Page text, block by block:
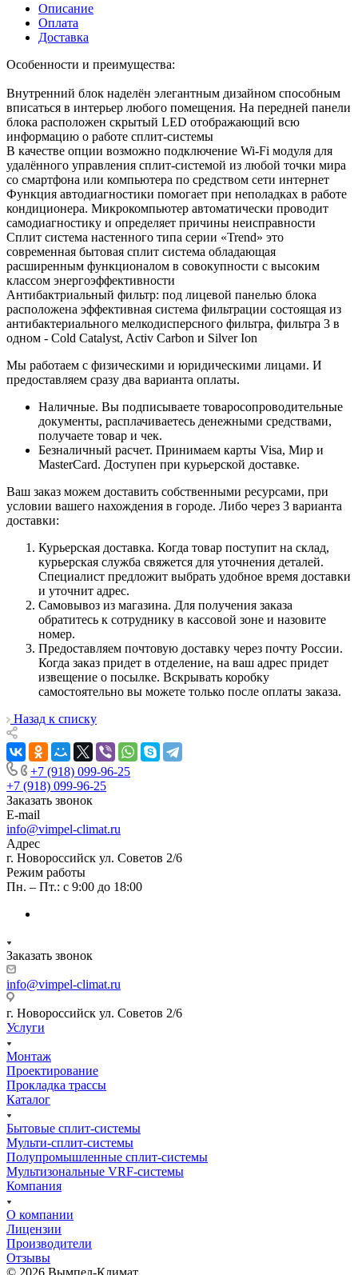
Описание
Оплата
Доставка
Особенности и преимущества:
Внутренний блок наделён элегантным дизайном способным
вписаться в интерьер любого помещения. На передней панели
блока расположен скрытый LED отображающий всю
информацию о работе сплит-системы
В качестве опции возможно подключение Wi-Fi модуля для
удалённого управления сплит-системой из любой точки мира
со смартфона или компьютера по средством сети интернет
Функция автодиагностики помогает при неполадках в работе
кондиционера. Микрокомпьютер автоматически проводит
самодиагностику и определяет причины неисправности
Сплит система настенного типа серии «Trend» это
современная бытовая сплит система обладающая
расширенным функционалом в совокупности с высоким
классом энергоэффективности
Антибактриальный фильтр: под лицевой панелью блока
расположена эффективная система фильтрации состоящая из
антибактериального мелкодисперсного фильтра, фильтра 3 в
одном - Cold Catalyst, Activ Carbon и Silver Ion
Мы работаем с физическими и юридическими лицами. И
предоставляем сразу два варианта оплаты.
Наличные. Вы подписываете товаросопроводительные
документы, расплачиваетесь денежными средствами,
получаете товар и чек.
Безналичный расчет. Принимаем карты Visa, Мир и
MasterCard. Доступен при курьерской доставке.
Ваш заказ можем доставить собственными ресурсами, при
условии вашего нахождения в городе. Либо через 3 варианта
доставки:
Курьерская доставка. Когда товар поступит на склад,
курьерская служба свяжется для уточнения деталей.
Специалист предложит выбрать удобное время доставки
и уточнит адрес.
Самовывоз из магазина. Для получения заказа
обратитесь к сотруднику в кассовой зоне и назовите
номер.
Предоставляем почтовую доставку через почту России.
Когда заказ придет в отделение, на ваш адрес придет
извещение о посылке. Вскрывать коробку
самостоятельно вы можете только после оплаты заказа.
Назад к списку
+7 (918) 099-96-25
+7 (918) 099-96-25
Заказать звонок
E-mail
info@vimpel-climat.ru
Адрес
г. Новороссийск ул. Советов 2/6
Режим работы
Пн. – Пт.: с 9:00 до 18:00
Заказать звонок
info@vimpel-climat.ru
г. Новороссийск ул. Советов 2/6
Услуги
Монтаж
Проектирование
Прокладка трассы
Каталог
Бытовые сплит-системы
Мульти-сплит-системы
Полупромышленные сплит-системы
Мультизональные VRF-системы
Компания
О компании
Лицензии
Производители
Отзывы
© 2026 Вымпел-Климат